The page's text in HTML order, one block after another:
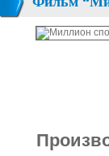
West)”